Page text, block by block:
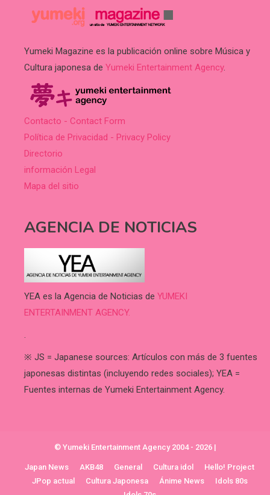
Yumeki Magazine es la publicación online sobre Música y
Cultura japonesa de Yumeki Entertainment Agency.
Contacto - Contact Form
Política de Privacidad - Privacy Policy
Directorio
información Legal
Mapa del sitio
AGENCIA DE NOTICIAS
YEA es la Agencia de Noticias de YUMEKI
ENTERTAINMENT AGENCY.
.
※ JS = Japanese sources: Artículos con más de 3 fuentes
japonesas distintas (incluyendo redes sociales); YEA =
Fuentes internas de Yumeki Entertainment Agency.
© Yumeki Entertainment Agency 2004 - 2026 |
Japan News AKB48 General Cultura idol
Hello! Project
JPop actual
Cultura Japonesa Ánime News
Idols 80s